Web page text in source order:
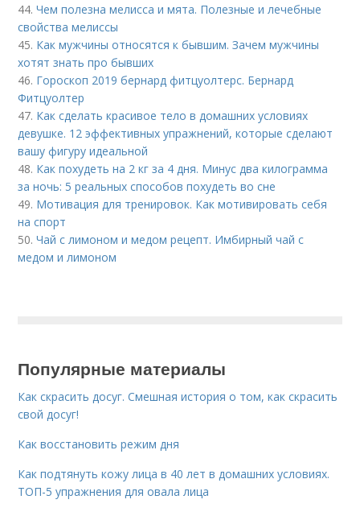
44.Чем полезна мелисса и мята. Полезные и лечебные
свойства мелиссы
45. Как мужчины относятся к бывшим. Зачем мужчины
хотят знать про бывших
46. Гороскоп 2019 бернард фитцуолтерс. Бернард
Фитцуолтер
47. Как сделать красивое тело в домашних условиях
девушке. 12 эффективных упражнений, которые сделают
вашу фигуру идеальной
48. Как похудеть на 2 кг за 4 дня. Минус два килограмма
за ночь: 5 реальных способов похудеть во сне
49. Мотивация для тренировок. Как мотивировать себя
на спорт
50.Чай с лимоном и медом рецепт. Имбирный чай с
медом и лимоном
Популярные материалы
Как скрасить досуг. Смешная история о том, как скрасить
свой досуг!
Как восстановить режим дня
Как подтянуть кожу лица в 40 лет в домашних условиях.
ТОП-5 упражнения для овала лица